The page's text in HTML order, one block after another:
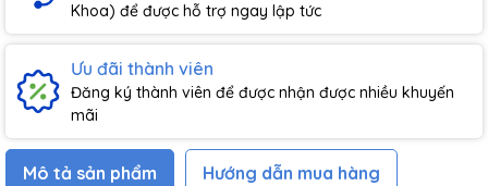
Khoa) để được hỗ trợ ngay lập tức
Ưu đãi thành viên
Đăng ký thành viên để được nhận được nhiều khuyến
mãi
Mô tả sản phẩm Hướng dẫn mua hàng